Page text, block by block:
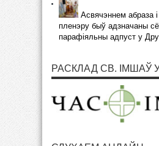
Асвячэннем абраза
пленэру быў адзначаны
парафіяльны адпуст у
РАСКЛАД СВ. ІМШАЎ